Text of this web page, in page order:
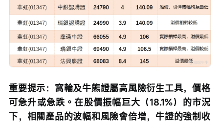
重要提示：窩輪及牛熊證屬高風險衍生工具，價格
可急升或急跌。在股價振幅巨大（18.1%）的市況
下，相關產品的波幅和風險會倍增，牛證的強制收